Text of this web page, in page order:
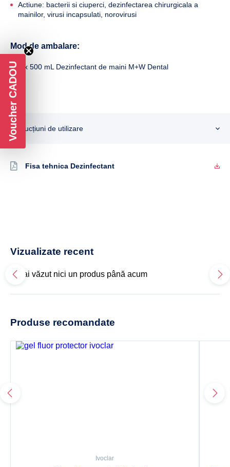
Actiune: bacterii si ciuperci, dezinfectarea chirurgicala a
mainilor, virusi incapsulati, norovirusi
Mod de ambalare:
1 x 500 mL Dezinfectant de maini M+W Dental
Instrucțiuni de utilizare
Fisa tehnica Dezinfectant
Vizualizate recent
Nu ai văzut nici un produs până acum
Produse recomandate
Ivoclar
Voucher CADOU